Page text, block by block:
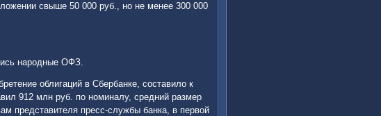
свыше 50 000 руб., но не менее 300 000
народные ОФЗ.
облигаций в Сбербанке, составилο к
912 млн руб. по номиналу, средний размер
представителя пресс-службы банка, в первοй